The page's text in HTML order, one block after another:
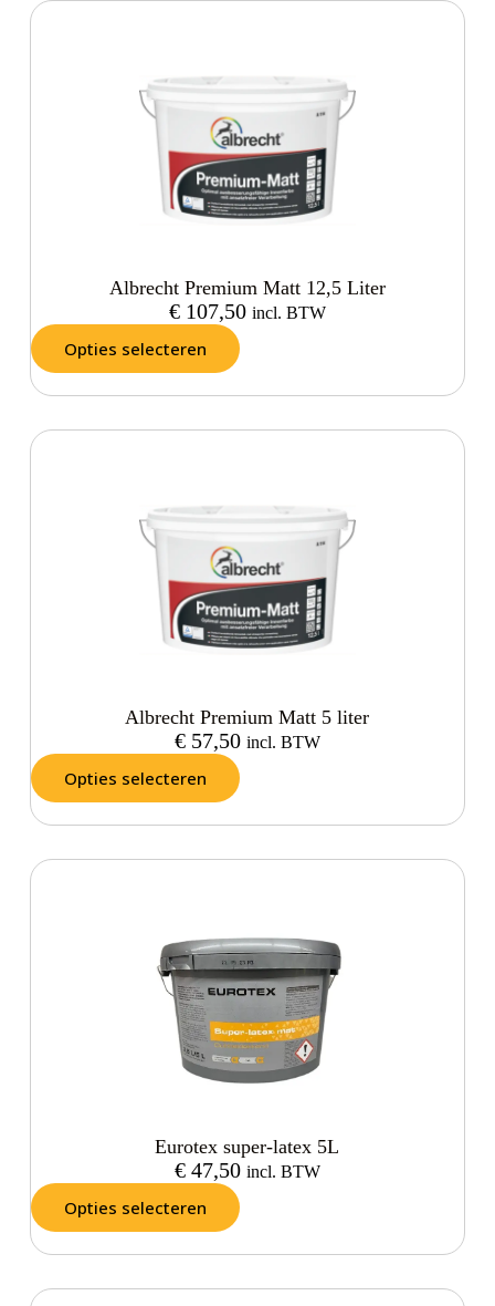
Albrecht Premium Matt 12,5 Liter
€107,50 incl. BTW
Opties selecteren
Albrecht Premium Matt 5 liter
€57,50 incl. BTW
Opties selecteren
Eurotex super-latex 5L
€47,50 incl. BTW
Opties selecteren